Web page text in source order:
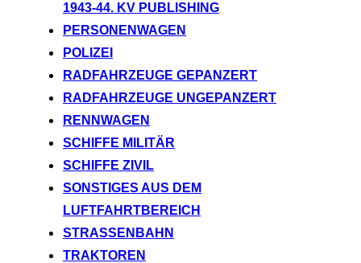
1943-44. KV PUBLISHING
PERSONENWAGEN
POLIZEI
RADFAHRZEUGE GEPANZERT
RADFAHRZEUGE UNGEPANZERT
RENNWAGEN
SCHIFFE MILITÄR
SCHIFFE ZIVIL
SONSTIGES AUS DEM
LUFTFAHRTBEREICH
STRASSENBAHN
TRAKTOREN